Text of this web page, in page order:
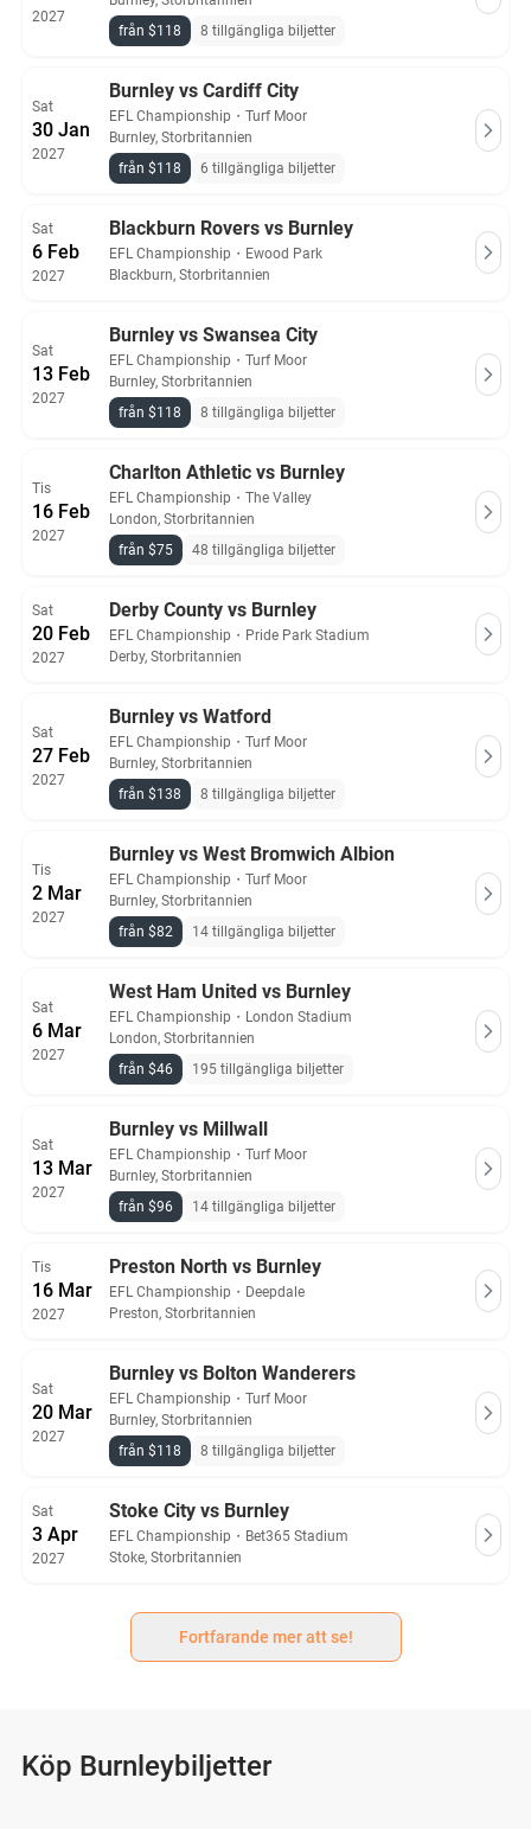
2027
från $118
8 tillgängliga biljetter
Sat
30 Jan
2027
Burnley vs Cardiff City
EFL Championship ・ Turf Moor
Burnley, Storbritannien
från $118
6 tillgängliga biljetter
Sat
6 Feb
2027
Blackburn Rovers vs Burnley
EFL Championship ・ Ewood Park
Blackburn, Storbritannien
Sat
13 Feb
2027
Burnley vs Swansea City
EFL Championship ・ Turf Moor
Burnley, Storbritannien
från $118
8 tillgängliga biljetter
Tis
16 Feb
2027
Charlton Athletic vs Burnley
EFL Championship ・ The Valley
London, Storbritannien
från $75
48 tillgängliga biljetter
Sat
20 Feb
2027
Derby County vs Burnley
EFL Championship ・ Pride Park Stadium
Derby, Storbritannien
Sat
27 Feb
2027
Burnley vs Watford
EFL Championship ・ Turf Moor
Burnley, Storbritannien
från $138
8 tillgängliga biljetter
Tis
2 Mar
2027
Burnley vs West Bromwich Albion
EFL Championship ・ Turf Moor
Burnley, Storbritannien
från $82
14 tillgängliga biljetter
Sat
6 Mar
2027
West Ham United vs Burnley
EFL Championship ・ London Stadium
London, Storbritannien
från $46
195 tillgängliga biljetter
Sat
13 Mar
2027
Burnley vs Millwall
EFL Championship ・ Turf Moor
Burnley, Storbritannien
från $96
14 tillgängliga biljetter
Tis
16 Mar
2027
Preston North vs Burnley
EFL Championship ・ Deepdale
Preston, Storbritannien
Sat
20 Mar
2027
Burnley vs Bolton Wanderers
EFL Championship ・ Turf Moor
Burnley, Storbritannien
från $118
8 tillgängliga biljetter
Sat
3 Apr
2027
Stoke City vs Burnley
EFL Championship ・ Bet365 Stadium
Stoke, Storbritannien
Fortfarande mer att se!
Köp Burnleybiljetter